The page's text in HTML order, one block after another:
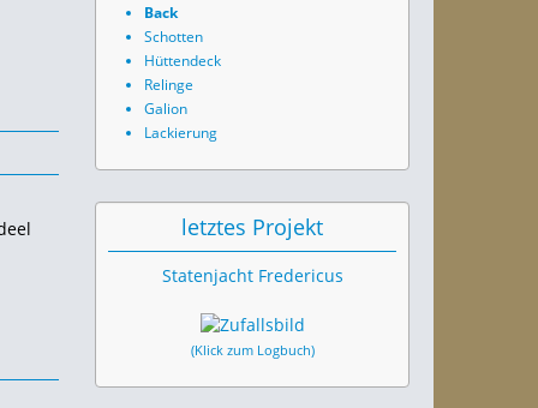
Back
Schotten
Hüttendeck
Relinge
Galion
Lackierung
letztes Projekt
Statenjacht Fredericus
(Klick zum Logbuch)